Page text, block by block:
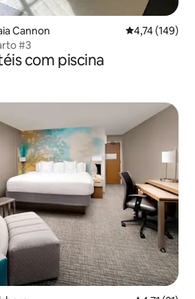
Cannon 4,74 de uma
4,74 (149)
Inn: Quarto #3
com piscina